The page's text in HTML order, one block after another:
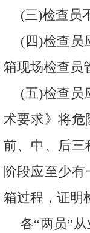
(三)检查员
(四)检查员
箱现场检查员
(五)检查员
术要求》将危
前、中、后三
阶段应至少
箱过程，证明
各“两员”